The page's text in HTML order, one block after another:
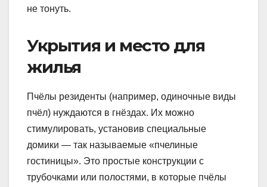
не тонуть.
Укрытия и место для
жилья
Пчёлы резиденты (например, одиночные виды
пчёл) нуждаются в гнёздах. Их можно
стимулировать, установив специальные
домики — так называемые «пчелиные
гостиницы». Это простые конструкции с
трубочками или полостями, в которые пчёлы